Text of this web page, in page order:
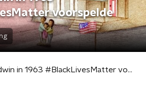
voorspelde
Hoe Baldwin in 1963 #BlackLivesMatter voorspelde